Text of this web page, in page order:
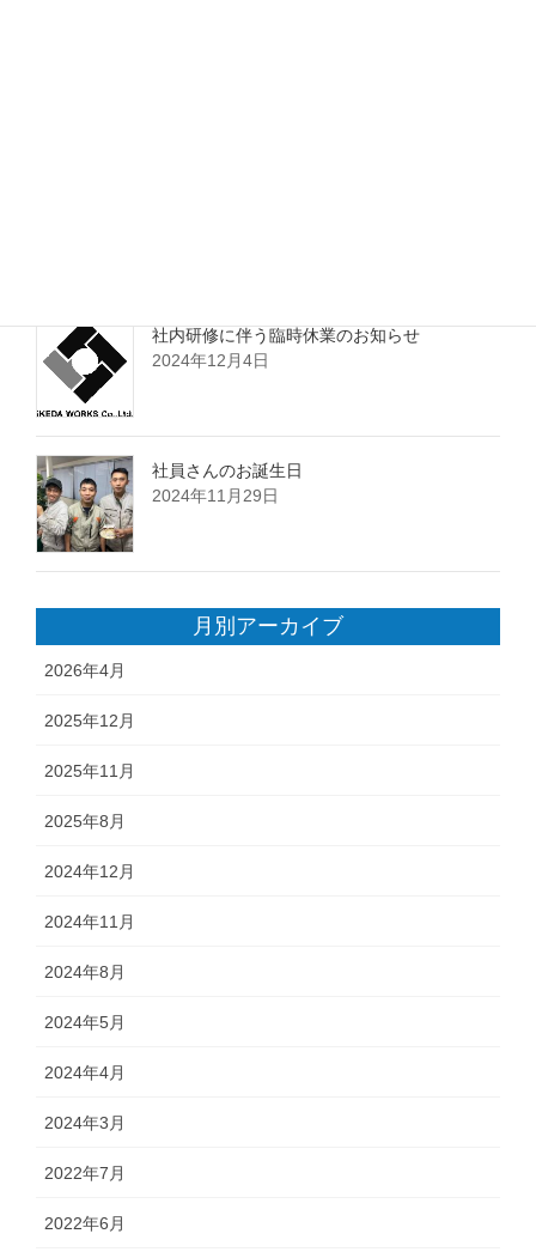
社内研修に伴う臨時休業のお知らせ
2024年12月4日
社員さんのお誕生日
2024年11月29日
月別アーカイブ
2026年4月
2025年12月
2025年11月
2025年8月
2024年12月
2024年11月
2024年8月
2024年5月
2024年4月
2024年3月
2022年7月
2022年6月